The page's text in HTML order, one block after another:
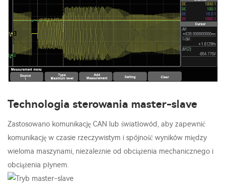
Technologia sterowania master-slave
Zastosowano komunikację CAN lub światłowód, aby zapewnić
komunikację w czasie rzeczywistym i spójność wyników między
wieloma maszynami, niezależnie od obciążenia mechanicznego i
obciążenia płynem.